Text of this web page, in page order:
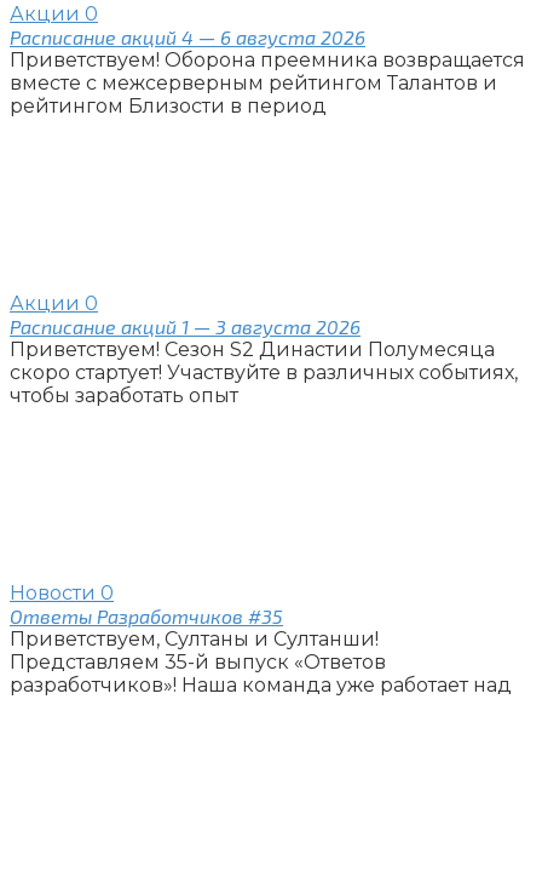
Акции 0
Расписание акций 4 — 6 августа 2026
Приветствуем! Оборона преемника возвращается
вместе с межсерверным рейтингом Талантов и
рейтингом Близости в период
Акции 0
Расписание акций 1 — 3 августа 2026
Приветствуем! Сезон S2 Династии Полумесяца
скоро стартует! Участвуйте в различных событиях,
чтобы заработать опыт
Новости 0
Ответы Разработчиков #35
Приветствуем, Султаны и Султанши!
Представляем 35-й выпуск «Ответов
разработчиков»! Наша команда уже работает над